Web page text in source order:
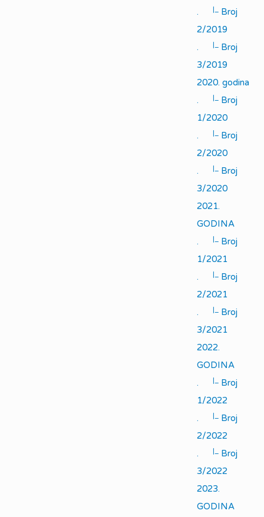
.
|_ Broj
2/2019
.
|_ Broj
3/2019
2020. godina
.
|_ Broj
1/2020
.
|_ Broj
2/2020
.
|_ Broj
3/2020
2021.
GODINA
.
|_ Broj
1/2021
.
|_ Broj
2/2021
.
|_ Broj
3/2021
2022.
GODINA
.
|_ Broj
1/2022
.
|_ Broj
2/2022
.
|_ Broj
3/2022
2023.
GODINA